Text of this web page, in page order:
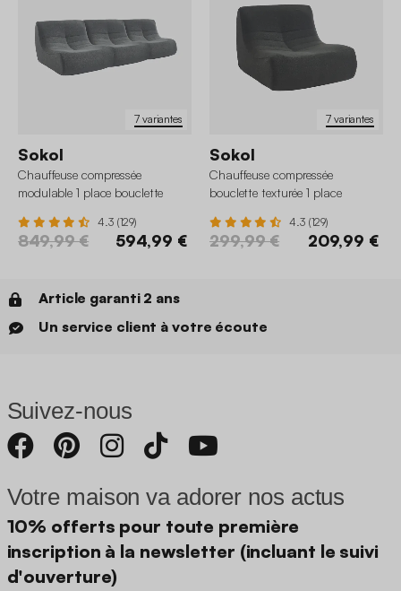
7 variantes
Sokol
Chauffeuse compressée
modulable 1 place bouclette
4.3 (129)
849,99 € 594,99 €
7 variantes
Sokol
Chauffeuse compressée
bouclette texturée 1 place
4.3 (129)
299,99 € 209,99 €
Article garanti 2 ans
Un service client à votre écoute
Suivez-nous
Votre maison va adorer nos actus
10% offerts pour toute première
inscription à la newsletter (incluant le suivi
d'ouverture)